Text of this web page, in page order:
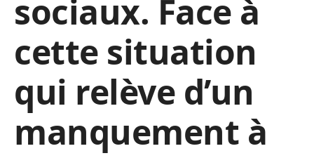
sociaux. Face à
cette situation
qui relève d’un
manquement à